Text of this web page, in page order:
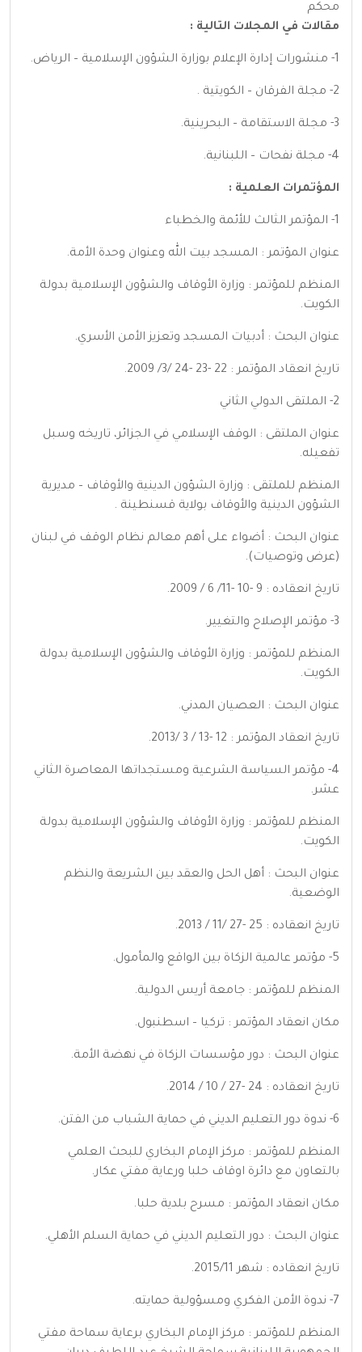
محكّم
مقالات في المجلات التالية :
1- منشورات إدارة الإعلام بوزارة الشؤون الإسلامية – الرياض.
2- مجلة الفرقان – الكويتية .
3- مجلة الاستقامة – البحرينية.
4- مجلة نفحات – اللبنانية.
المؤتمرات العلمية :
1- المؤتمر الثالث للأئمة والخطباء
عنوان المؤتمر : المسجد بيت الله وعنوان وحدة الأمة.
المنظم للمؤتمر : وزارة الأوقاف والشؤون الإسلامية بدولة
الكويت.
عنوان البحث : أدبيات المسجد وتعزيز الأمن الأسري.
تاريخ انعقاد المؤتمر : 22 -23 -24 /3/ 2009.
2- الملتقى الدولي الثاني
عنوان الملتقى : الوقف الإسلامي في الجزائر، تاريخه وسبل
تفعيله.
المنظم للملتقى : وزارة الشؤون الدينية والأوقاف – مديرية
الشؤون الدينية والأوقاف بولاية قسنطينة .
عنوان البحث : أضواء على أهم معالم نظام الوقف في لبنان
(عرض وتوصيات).
تاريخ انعقاده : 9 -10 -11/ 6 / 2009.
3- مؤتمر الإصلاح والتغيير.
المنظم للمؤتمر : وزارة الأوقاف والشؤون الإسلامية بدولة
الكويت.
عنوان البحث : العصيان المدني.
تاريخ انعقاد المؤتمر : 12 -13 / 3 /2013.
4- مؤتمر السياسة الشرعية ومستجداتها المعاصرة الثاني
عشر.
المنظم للمؤتمر : وزارة الأوقاف والشؤون الإسلامية بدولة
الكويت.
عنوان البحث : أهل الحل والعقد بين الشريعة والنظم
الوضعية.
تاريخ انعقاده : 25 -27 /11 / 2013.
5- مؤتمر عالمية الزكاة بين الواقع والمأمول.
المنظم للمؤتمر : جامعة أريس الدولية.
مكان انعقاد المؤتمر : تركيا – اسطنبول.
عنوان البحث : دور مؤسسات الزكاة في نهضة الأمة.
تاريخ انعقاده : 24 -27 / 10 / 2014.
6- ندوة دور التعليم الديني في حماية الشباب من الفتن.
المنظم للمؤتمر : مركز الإمام البخاري للبحث العلمي
بالتعاون مع دائرة اوقاف حلبا ورعاية مفتي عكار.
مكان انعقاد المؤتمر : مسرح بلدية حلبا.
عنوان البحث : دور التعليم الديني في حماية السلم الأهلي.
تاريخ انعقاده : شهر 2015/11.
7- ندوة الأمن الفكري ومسؤولية حمايته.
المنظم للمؤتمر : مركز الإمام البخاري برعاية سماحة مفتي